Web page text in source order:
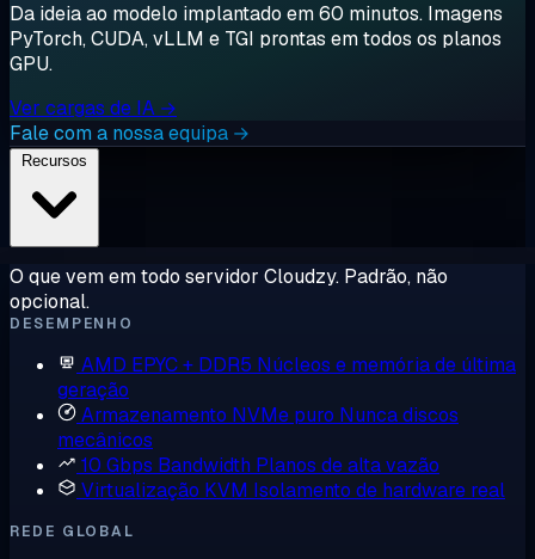
Da ideia ao modelo implantado em 60 minutos. Imagens
PyTorch, CUDA, vLLM e TGI prontas em todos os planos
GPU.
Ver cargas de IA →
Fale com a nossa equipa →
O que vem em todo servidor Cloudzy. Padrão, não
opcional.
DESEMPENHO
AMD EPYC + DDR5 Núcleos e memória de última
geração
Armazenamento NVMe puro Nunca discos
mecânicos
10 Gbps Bandwidth Planos de alta vazão
Virtualização KVM Isolamento de hardware real
REDE GLOBAL